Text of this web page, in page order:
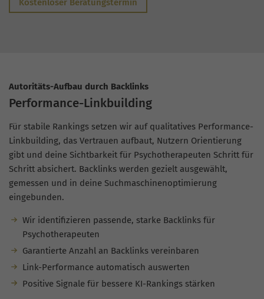
Kostenloser Beratungstermin
Autoritäts-Aufbau durch Backlinks
Performance-Linkbuilding
Für stabile Rankings setzen wir auf qualitatives Performance-
Linkbuilding, das Vertrauen aufbaut, Nutzern Orientierung
gibt und deine Sichtbarkeit für Psychotherapeuten Schritt für
Schritt absichert. Backlinks werden gezielt ausgewählt,
gemessen und in deine Suchmaschinenoptimierung
eingebunden.
Wir identifizieren passende, starke Backlinks für
Psychotherapeuten
Garantierte Anzahl an Backlinks vereinbaren
Link-Performance automatisch auswerten
Positive Signale für bessere KI-Rankings stärken